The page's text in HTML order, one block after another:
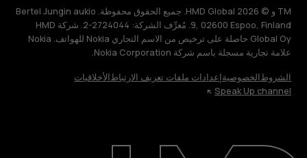
TM و © 2026 HMD Global. جميع الحقوق محفوظة. Bertel Jungin aukio
9, 02600 Espoo, Finland. مُعرِّف الشركة: 2724044-2. شركة HMD
Global Oy حاصلة على ترخيص من الاسم التجاري Nokia للهواتف. Nokia
علامة تجارية مسجلة باسم شركة Nokia Corporation.
الشروطالخصوصيةإعدادات ملفات تعريف الارتباطالأخلاقيات
Speak Up channel